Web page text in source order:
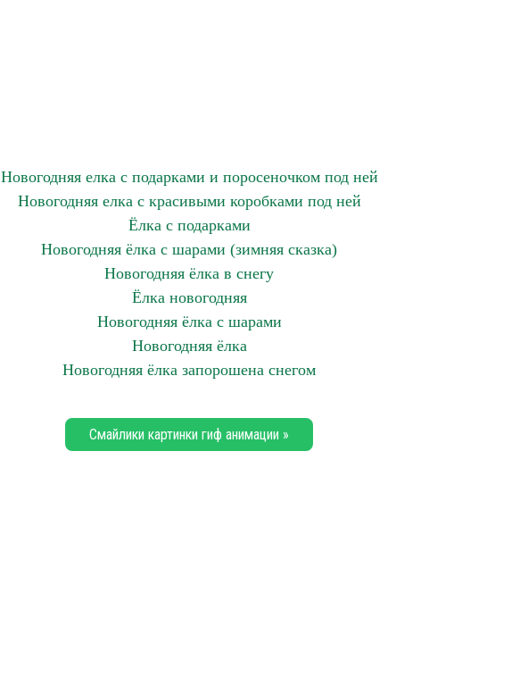
Новогодняя елка с подарками и поросеночком под ней
Новогодняя елка с красивыми коробками под ней
Ёлка с подарками
Новогодняя ёлка с шарами (зимняя сказка)
Новогодняя ёлка в снегу
Ёлка новогодняя
Новогодняя ёлка с шарами
Новогодняя ёлка
Новогодняя ёлка запорошена снегом
Смайлики картинки гиф анимации »